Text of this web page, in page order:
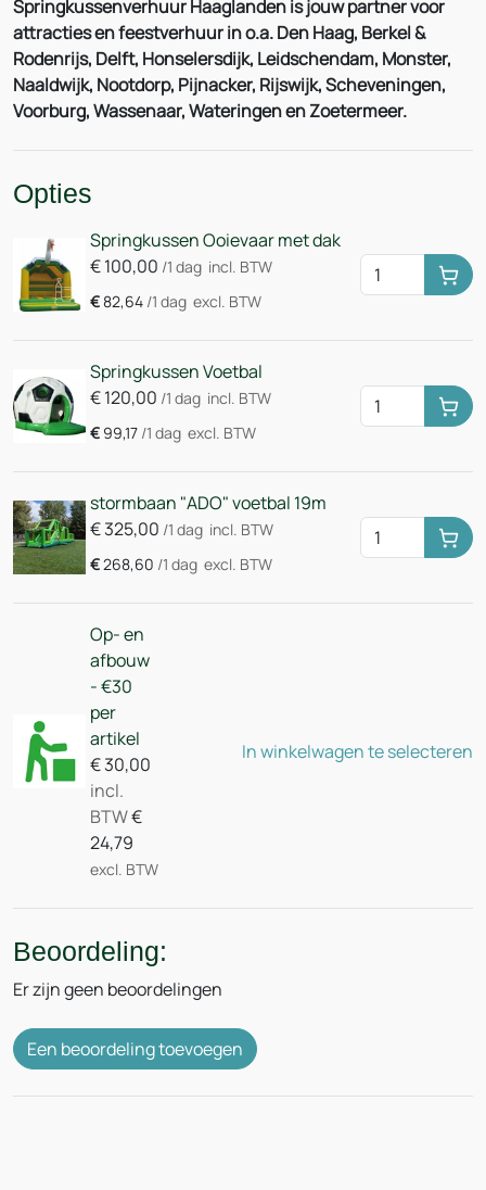
Springkussenverhuur Haaglanden is jouw partner voor
attracties en feestverhuur in o.a. Den Haag, Berkel &
Rodenrijs, Delft, Honselersdijk, Leidschendam, Monster,
Naaldwijk, Nootdorp, Pijnacker, Rijswijk, Scheveningen,
Voorburg, Wassenaar, Wateringen en Zoetermeer.
Opties
Springkussen Ooievaar met dak
€100,00 /1 dag incl. BTW
€82,64 /1 dag excl. BTW
Springkussen Voetbal
€120,00 /1 dag incl. BTW
€ 99,17 /1 dag excl. BTW
stormbaan "ADO" voetbal 19m
€325,00 /1 dag incl. BTW
€268,60 /1 dag excl. BTW
Op- en
afbouw
- €30
per
artikel
€30,00
incl.
BTW€
24,79
excl. BTW
In winkelwagen te selecteren
Beoordeling:
Er zijn geen beoordelingen
Een beoordeling toevoegen